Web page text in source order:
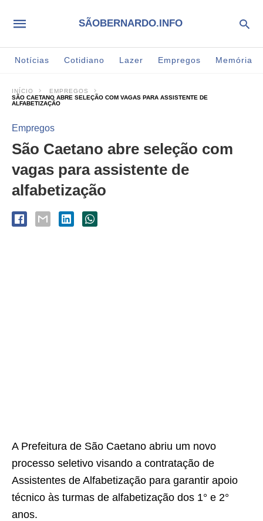
SÃOBERNARDO.INFO
Notícias Cotidiano Lazer Empregos Memória
INÍCIO
EMPREGOS
SÃO CAETANO ABRE SELEÇÃO COM VAGAS PARA ASSISTENTE DE
ALFABETIZAÇÃO
Empregos
São Caetano abre seleção com
vagas para assistente de
alfabetização
A Prefeitura de São Caetano abriu um novo
processo seletivo visando a contratação de
Assistentes de Alfabetização para garantir apoio
técnico às turmas de alfabetização dos 1° e 2°
anos.